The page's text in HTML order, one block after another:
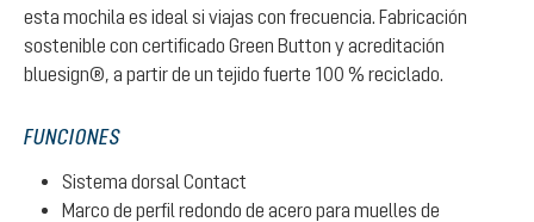
esta mochila es ideal si viajas con frecuencia. Fabricación
sostenible con certificado Green Button y acreditación
bluesign®, a partir de un tejido fuerte 100 % reciclado.
FUNCIONES
Sistema dorsal Contact
Marco de perfil redondo de acero para muelles de